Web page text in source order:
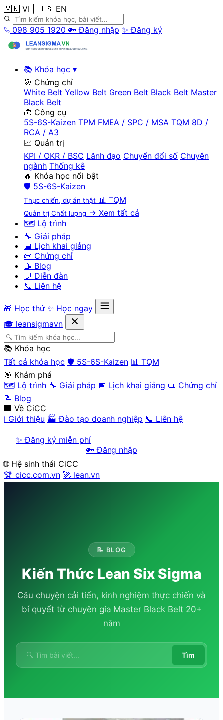
🇻🇳 VI 🇺🇸 EN
098 905 1920 🔑 Đăng nhập ✨ Đăng ký
📚 Khóa học ▾
🎯 Chứng chỉ
White Belt Yellow Belt Green Belt Black Belt Master
Black Belt
🧰 Công cụ
5S-6S-Kaizen TPM FMEA / SPC / MSA TQM 8D /
RCA / A3
📈 Quản trị
KPI / OKR / BSC Lãnh đạo Chuyển đổi số Chuyên
ngành Thống kê
🔥 Khóa học nổi bật
🛡️ 5S-6S-Kaizen
Thực chiến, dự án thật 📊 TQM
Quản trị Chất lượng → Xem tất cả
🗺️ Lộ trình
🔧 Giải pháp
📅 Lịch khai giảng
📜 Chứng chỉ
📝 Blog
💬 Diễn đàn
📞 Liên hệ
🎁 Học thử ✨ Học ngay
🎓 leansigmavn
📚 Khóa học
Tất cả khóa học 🛡️ 5S-6S-Kaizen 📊 TQM
🎯 Khám phá
🗺️ Lộ trình 🔧 Giải pháp 📅 Lịch khai giảng 📜 Chứng chỉ
📝 Blog
🏢 Về CiCC
ℹ️ Giới thiệu 🏭 Đào tạo doanh nghiệp 📞 Liên hệ
✨ Đăng ký miễn phí
🔑 Đăng nhập
🌐 Hệ sinh thái CiCC
🏆 cicc.com.vn 🚀 lean.vn
📝 BLOG
Kiến Thức Lean Six Sigma
Câu chuyện cải tiến, kinh nghiệm thực chiến và
bí quyết từ chuyên gia Master Black Belt 20+
năm
Tìm